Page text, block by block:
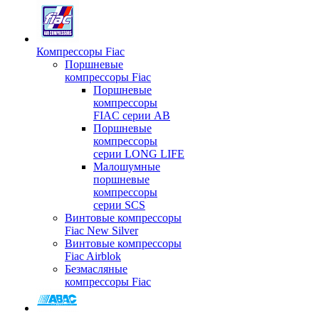
Компрессоры Fiac
Поршневые
компрессоры Fiac
Поршневые
компрессоры
FIAC серии AB
Поршневые
компрессоры
серии LONG LIFE
Малошумные
поршневые
компрессоры
серии SCS
Винтовые компрессоры
Fiac New Silver
Винтовые компрессоры
Fiac Airblok
Безмасляные
компрессоры Fiac